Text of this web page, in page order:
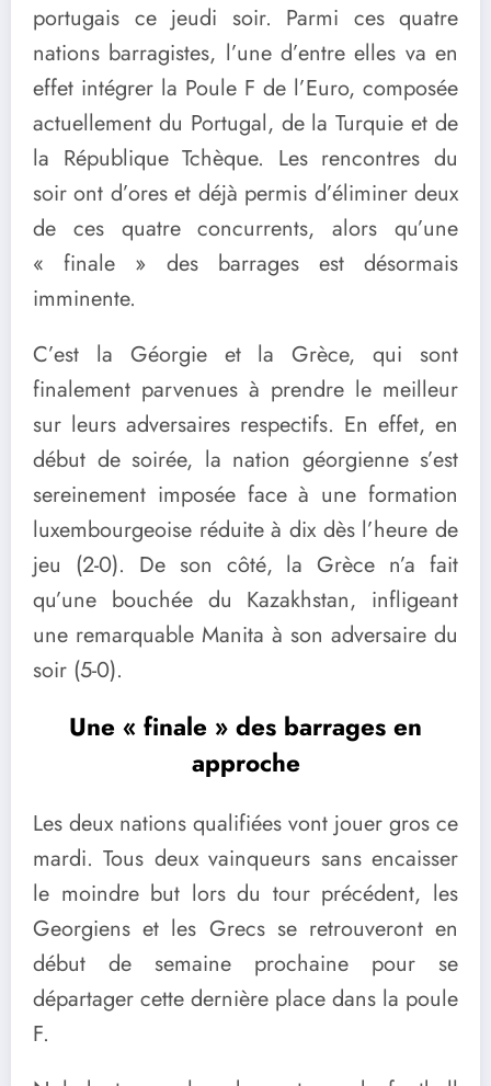
portugais ce jeudi soir. Parmi ces quatre
nations barragistes, l’une d’entre elles va en
effet intégrer la Poule F de l’Euro, composée
actuellement du Portugal, de la Turquie et de
la République Tchèque. Les rencontres du
soir ont d’ores et déjà permis d’éliminer deux
de ces quatre concurrents, alors qu’une
« finale » des barrages est désormais
imminente.
C’est la Géorgie et la Grèce, qui sont
finalement parvenues à prendre le meilleur
sur leurs adversaires respectifs. En effet, en
début de soirée, la nation géorgienne s’est
sereinement imposée face à une formation
luxembourgeoise réduite à dix dès l’heure de
jeu (2-0). De son côté, la Grèce n’a fait
qu’une bouchée du Kazakhstan, infligeant
une remarquable Manita à son adversaire du
soir (5-0).
Une « finale » des barrages en
approche
Les deux nations qualifiées vont jouer gros ce
mardi. Tous deux vainqueurs sans encaisser
le moindre but lors du tour précédent, les
Georgiens et les Grecs se retrouveront en
début de semaine prochaine pour se
départager cette dernière place dans la poule
F.